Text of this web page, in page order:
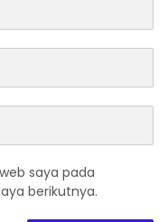
saya pada
berikutnya.